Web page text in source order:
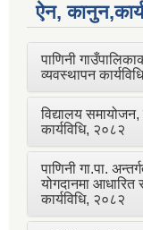
ऐन,
पाणिनी
व्यवस्थापन
विद्यालय
कार्यविधि, २०८२
पाणिनी गा.पा.
योगदानमा आधारित
कार्यविधि, २०८२